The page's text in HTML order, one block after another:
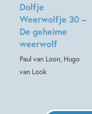
Dolfje
Weerwolfje 30 –
De geheime
weerwolf
Paul van Loon, Hugo
van Look